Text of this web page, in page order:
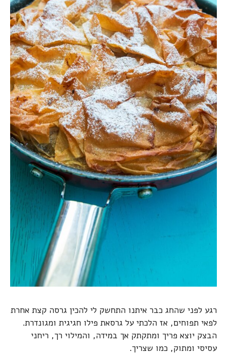
רגע לפני שהחג כבר איתנו התחשק לי להכין גרסה קצת אחרת
לפאי תפוחים, אז הלכתי על גרסאת פילו חגיגית ומגונדרת.
הבצק יוצא פריך ומתקתק אך במידה, והמילוי רך, ריחני
עסיסי ומתוק, כמו שצריך.